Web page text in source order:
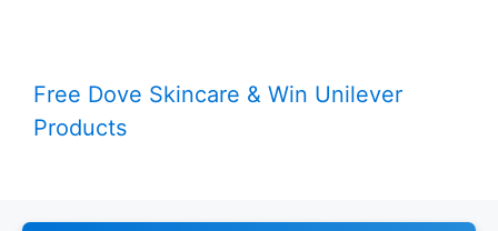
Free Dove Skincare & Win Unilever
Products